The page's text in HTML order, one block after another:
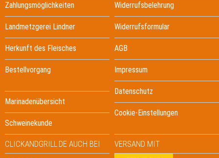
Zahlungsmöglichkeiten
Landmetzgerei Lindner
Herkunft des Fleisches
Bestellvorgang
Marinadenübersicht
Schweinekunde
Widerrufsbelehrung
Widerrufsformular
AGB
Impressum
Datenschutz
Cookie-Einstellungen
CLICKANDGRILL.DE AUCH BEI VERSAND MIT